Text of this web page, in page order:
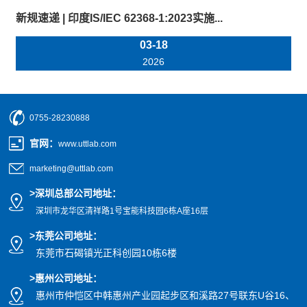
新规速递 | 印度IS/IEC 62368-1:2023实施...
03-18
2026
0755-28230888
官网 ：www.uttlab.com
marketing@uttlab.com
>深圳总部公司地址：
深圳市龙华区清祥路1号宝能科技园6栋A座16层
>东莞公司地址：
东莞市石碣镇光正科创园10栋6楼
>惠州公司地址：
惠州市仲恺区中韩惠州产业园起步区和溪路27号联东U谷16、